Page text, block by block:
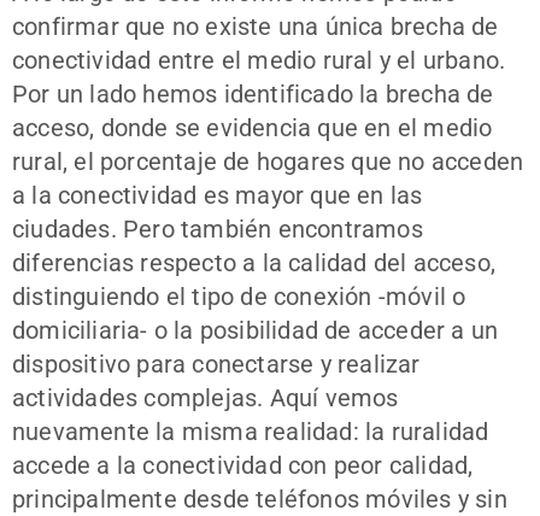
confirmar que no existe una única brecha de
conectividad entre el medio rural y el urbano.
Por un lado hemos identificado la brecha de
acceso, donde se evidencia que en el medio
rural, el porcentaje de hogares que no acceden
a la conectividad es mayor que en las
ciudades. Pero también encontramos
diferencias respecto a la calidad del acceso,
distinguiendo el tipo de conexión -móvil o
domiciliaria- o la posibilidad de acceder a un
dispositivo para conectarse y realizar
actividades complejas. Aquí vemos
nuevamente la misma realidad: la ruralidad
accede a la conectividad con peor calidad,
principalmente desde teléfonos móviles y sin